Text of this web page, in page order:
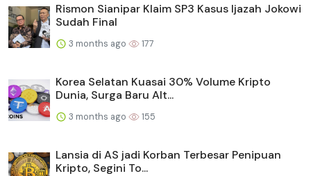
Rismon Sianipar Klaim SP3 Kasus Ijazah Jokowi
Sudah Final
3 months ago 177
Korea Selatan Kuasai 30% Volume Kripto
Dunia, Surga Baru Alt...
3 months ago 155
Lansia di AS jadi Korban Terbesar Penipuan
Kripto, Segini To...